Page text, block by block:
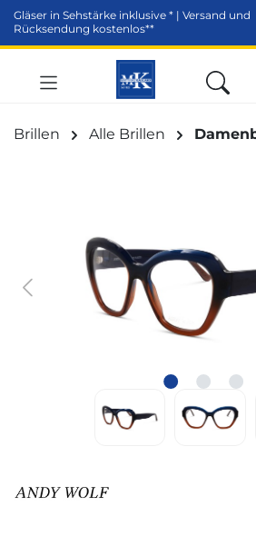
springen
Gläser in Sehstärke inklusive * | Versand und
Rücksendung kostenlos**
Brillen Alle Brillen